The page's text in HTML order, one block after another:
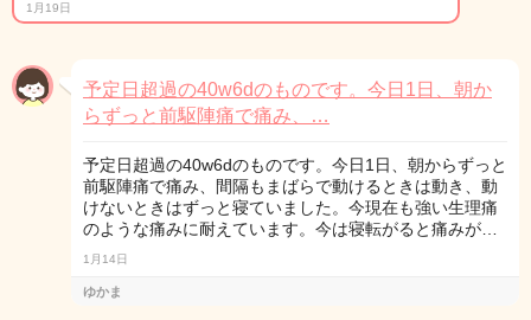
1月19日
予定日超過の40w6dのものです。今日1日、朝か
らずっと前駆陣痛で痛み、…
予定日超過の40w6dのものです。今日1日、朝からずっと
前駆陣痛で痛み、間隔もまばらで動けるときは動き、動
けないときはずっと寝ていました。今現在も強い生理痛
のような痛みに耐えています。今は寝転がると痛みが…
1月14日
ゆかま